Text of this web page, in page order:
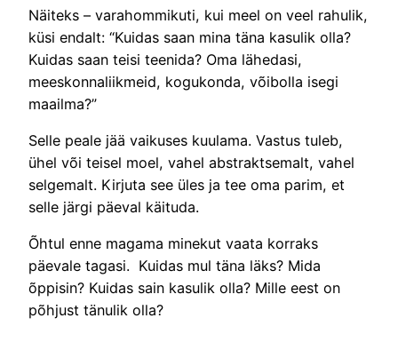
Näiteks – varahommikuti, kui meel on veel rahulik,
küsi endalt: “Kuidas saan mina täna kasulik olla?
Kuidas saan teisi teenida? Oma lähedasi,
meeskonnaliikmeid, kogukonda, võibolla isegi
maailma?”
Selle peale jää vaikuses kuulama. Vastus tuleb,
ühel või teisel moel, vahel abstraktsemalt, vahel
selgemalt. Kirjuta see üles ja tee oma parim, et
selle järgi päeval käituda.
Õhtul enne magama minekut vaata korraks
päevale tagasi. Kuidas mul täna läks? Mida
õppisin? Kuidas sain kasulik olla? Mille eest on
põhjust tänulik olla?